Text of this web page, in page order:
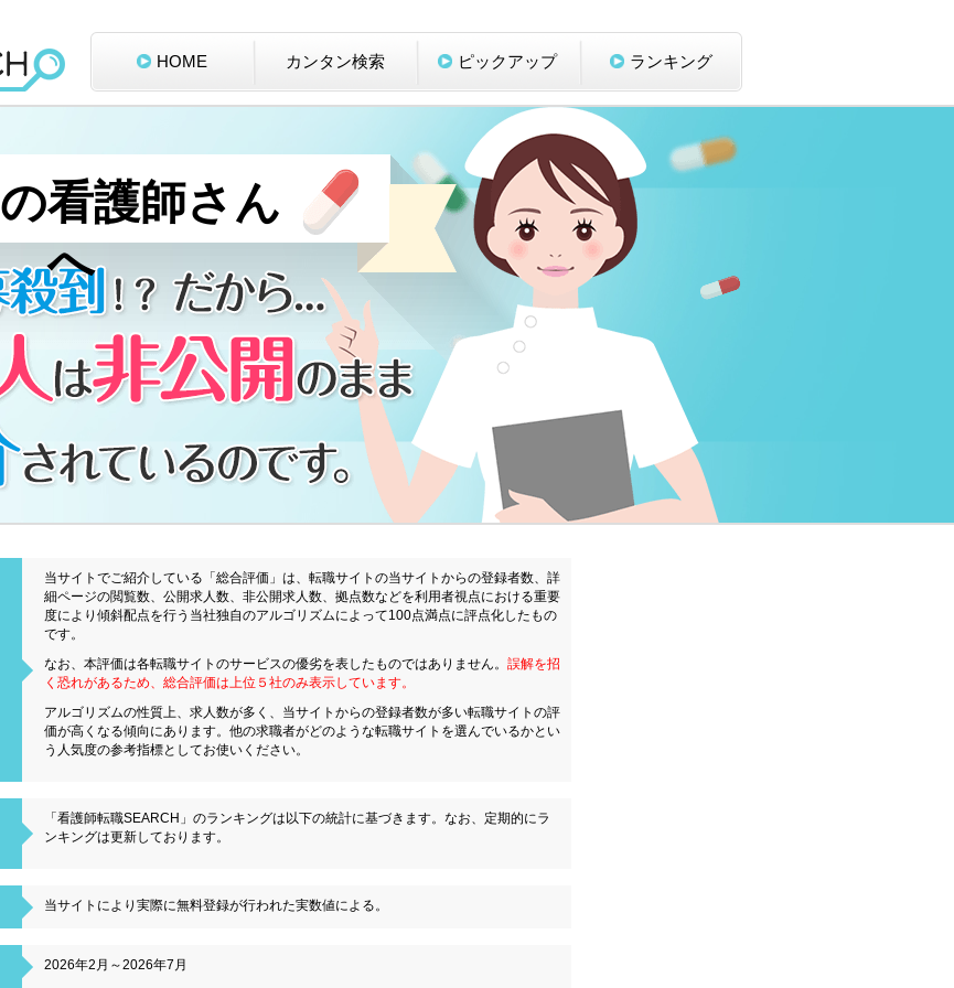
HOME カンタン検索 ピックアップ ランキング
の看護師さん
へ
当サイトでご紹介している「総合評価」は、転職サイトの当サイトからの登録者数、詳
細ページの閲覧数、公開求人数、非公開求人数、拠点数などを利用者視点における重要
度により傾斜配点を行う当社独自のアルゴリズムによって100点満点に評点化したもの
です。
なお、本評価は各転職サイトのサービスの優劣を表したものではありません。 誤解を招
く恐れがあるため、総合評価は上位５社のみ表示しています。
アルゴリズムの性質上、求人数が多く、当サイトからの登録者数が多い転職サイトの評
価が高くなる傾向にあります。他の求職者がどのような転職サイトを選んでいるかとい
う人気度の参考指標としてお使いください。
「看護師転職SEARCH」のランキングは以下の統計に基づきます。なお、定期的にラ
ンキングは更新しております。
当サイトにより実際に無料登録が行われた実数値による。
2026年2月～2026年7月